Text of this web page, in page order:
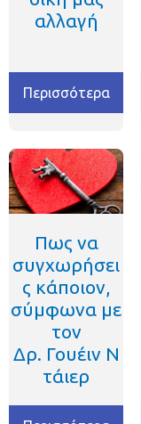
αλλαγή
Περισσότερα
Πως να
συγχωρήσει
ς κάποιον,
σύμφωνα με
τον
Δρ. Γουέιν Ν
τάιερ